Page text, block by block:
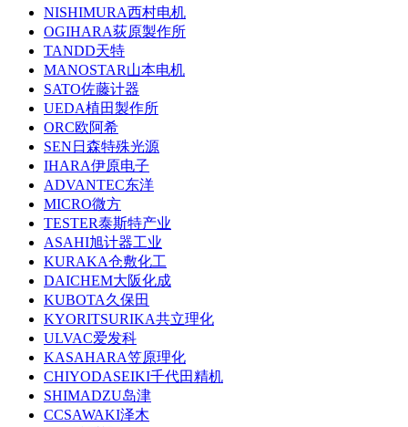
NISHIMURA西村电机
OGIHARA荻原製作所
TANDD天特
MANOSTAR山本电机
SATO佐藤计器
UEDA植田製作所
ORC欧阿希
SEN日森特殊光源
IHARA伊原电子
ADVANTEC东洋
MICRO微方
TESTER泰斯特产业
ASAHI旭计器工业
KURAKA仓敷化工
DAICHEM大阪化成
KUBOTA久保田
KYORITSURIKA共立理化
ULVAC爱发科
KASAHARA笠原理化
CHIYODASEIKI千代田精机
SHIMADZU岛津
CCSAWAKI泽木